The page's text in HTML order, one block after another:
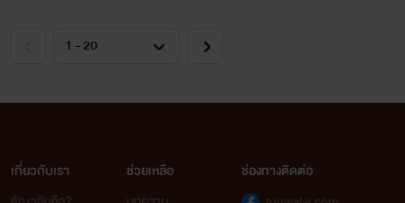
เกี่ยวกับเรา
ช่วยเหลือ
ช่องทางติดต่อ